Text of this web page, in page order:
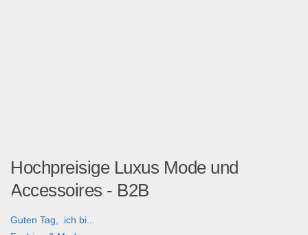
Hochpreisige Luxus Mode und
Accessoires - B2B
Guten Tag, ich bi...